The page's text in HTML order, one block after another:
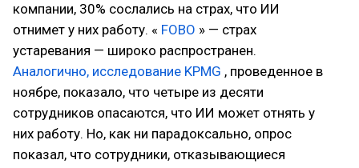
компании, 30% сослались на страх, что ИИ
отнимет у них работу. « FOBO » — страх
устаревания — широко распространен.
Аналогично, исследование KPMG , проведенное в
ноябре, показало, что четыре из десяти
сотрудников опасаются, что ИИ может отнять у
них работу. Но, как ни парадоксально, опрос
показал, что сотрудники, отказывающиеся